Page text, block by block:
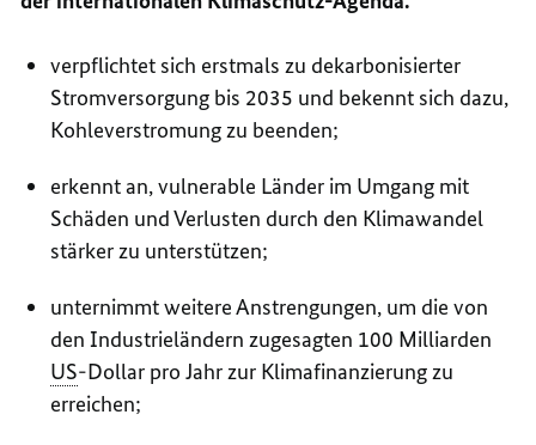
verpflichtet sich erstmals zu dekarbonisierter
Stromversorgung bis 2035 und bekennt sich dazu,
Kohleverstromung zu beenden;
erkennt an, vulnerable Länder im Umgang mit
Schäden und Verlusten durch den Klimawandel
stärker zu unterstützen;
unternimmt weitere Anstrengungen, um die von
den Industrieländern zugesagten 100 Milliarden
US-Dollar pro Jahr zur Klimafinanzierung zu
erreichen;